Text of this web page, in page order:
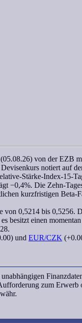
von der EZB
notiert auf
Stärke-Index-15-
−0,4%. Die Zehn-
kurzfristigen Beta-
0,5214 bis 0,5256.
besitzt einen
und EUR/CZK
zum